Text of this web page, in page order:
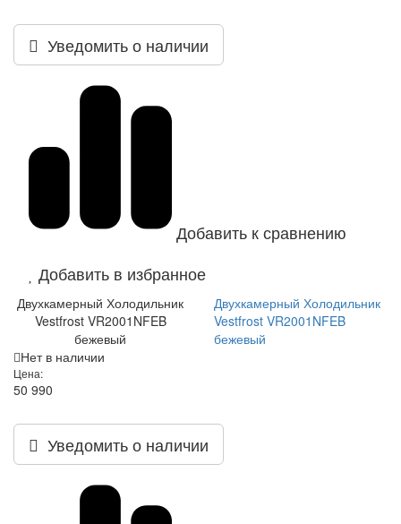
Уведомить о наличии
Добавить к сравнению
Добавить в избранное
Двухкамерный Холодильник
Vestfrost VR2001NFEB
бежевый
Двухкамерный Холодильник
Vestfrost VR2001NFEB
бежевый
Нет в наличии
Цена:
50 990
Уведомить о наличии